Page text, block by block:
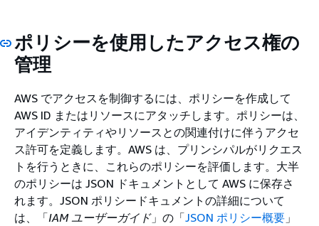
ポリシーを使用したアクセス権の
管理
AWS でアクセスを制御するには、ポリシーを作成して
AWS ID またはリソースにアタッチします。ポリシーは、
アイデンティティやリソースとの関連付けに伴うアクセ
ス許可を定義します。AWS は、プリンシパルがリクエス
トを行うときに、これらのポリシーを評価します。大半
のポリシーは JSON ドキュメントとして AWS に保存さ
れます。JSON ポリシードキュメントの詳細について
は、「IAM ユーザーガイド」の「JSON ポリシー概要 」